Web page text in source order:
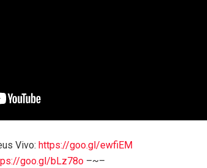
Vivo: https://goo.gl/ewfiEM
goo.gl/bLz78o –~–